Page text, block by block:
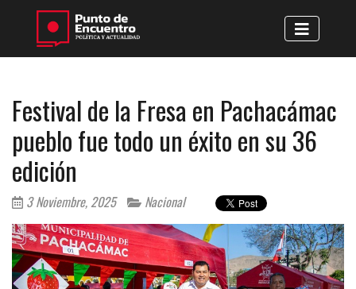
Festival de la Fresa en Pachacámac
pueblo fue todo un éxito en su 36
edición
3 Noviembre, 2025 Nacional